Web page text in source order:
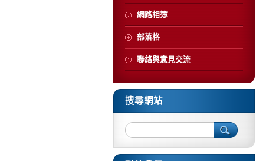
網路相簿
部落格
聯絡與意見交流
搜尋網站